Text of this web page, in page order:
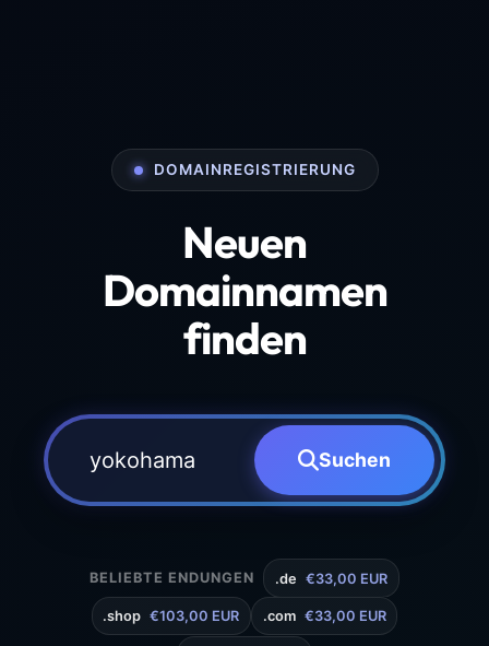
DOMAINREGISTRIERUNG
Neuen
Domainnamen
finden
Suchen
BELIEBTE ENDUNGEN .de €33,00 EUR
.shop €103,00 EUR .com €33,00 EUR